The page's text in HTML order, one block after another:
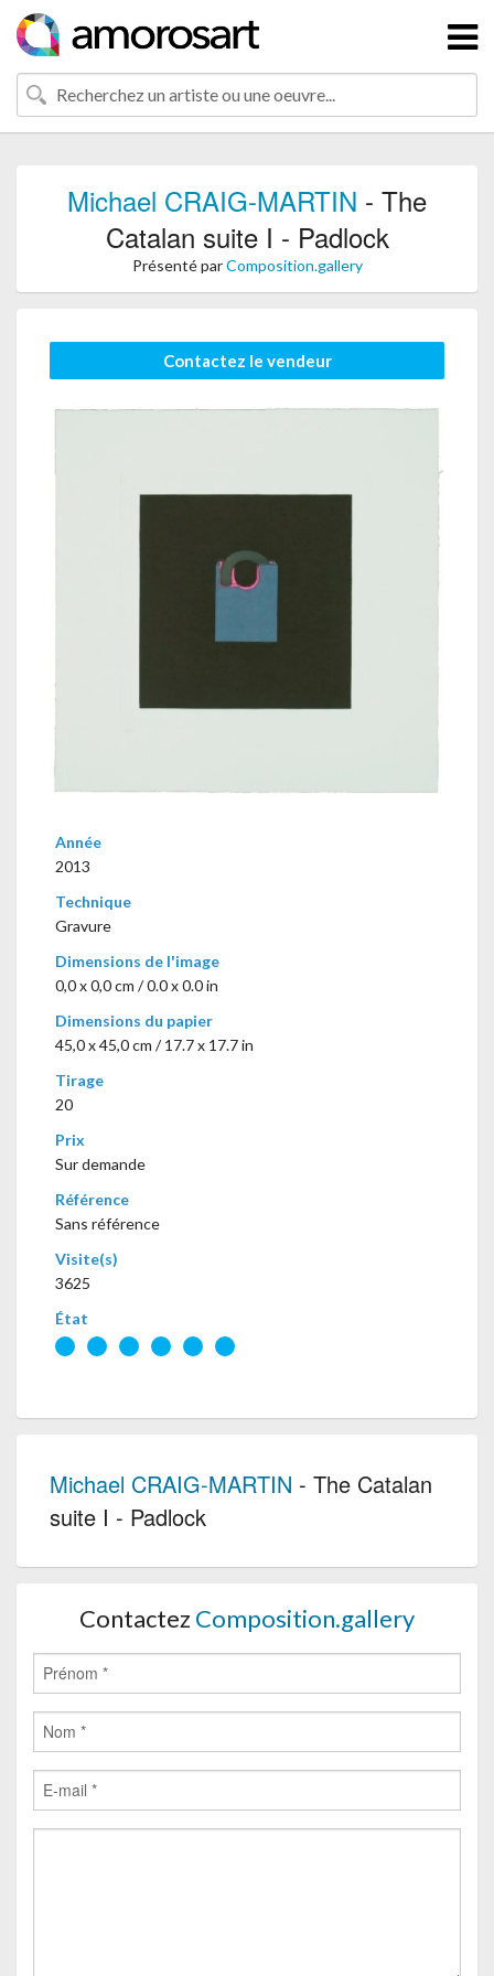
Michael CRAIG-MARTIN - The
Catalan suite I - Padlock
Présenté parComposition.gallery
Contactez le vendeur
Année
2013
Technique
Gravure
Dimensions de l'image
0,0 x 0,0 cm / 0.0 x 0.0 in
Dimensions du papier
45,0 x 45,0 cm / 17.7 x 17.7 in
Tirage
20
Prix
Sur demande
Référence
Sans référence
Visite(s)
3625
État
Michael CRAIG-MARTIN - The Catalan
suite I - Padlock
Contactez Composition.gallery